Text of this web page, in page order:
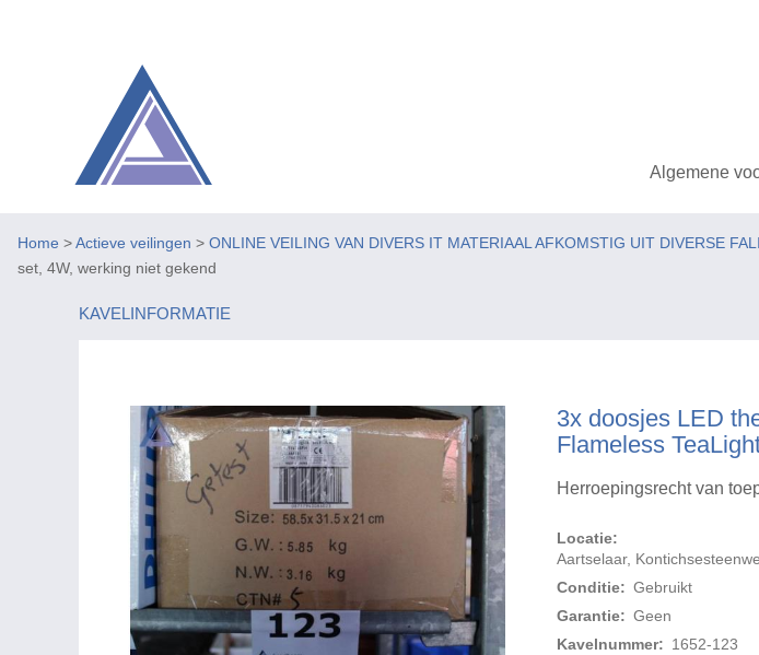
Algemene
Home >Actieve veilingen > ONLINE VEILING VAN DIVERS IT MATERIAAL AFKOMSTIG UIT DIVERSE
set, 4W, werking niet gekend
KAVELINFORMATIE
3x doosjes LED
Flameless
Herroepingsrecht van
Locatie:
Aartselaar,
Conditie: Gebruikt
Garantie: Geen
Kavelnummer: 1652-123